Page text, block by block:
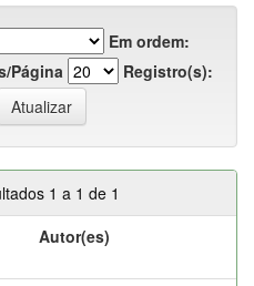
Em ordem:
Página
Registro(s):
1 a 1 de 1
Autor(es)